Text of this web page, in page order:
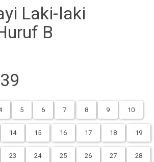
Laki-laki
B
5 6 7 8 9 10
14 15 16 17 18 19
23 24 25 26 27 28